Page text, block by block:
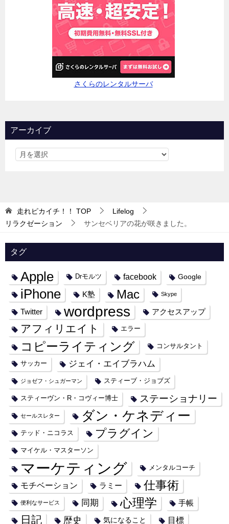
さくらのレンタルサーバ
アーカイブ
走れピカイチ！！ TOP
Lifelog
リラクゼーション
サンセベリアの花が咲きました。
タグ
Apple Drモルツ facebook Google
iPhone K塾 Mac Skype
Twitter wordpress アクセスアップ
アフィリエイト エラー
コピーライティング コンサルタント
サッカー ジェイ・エイブラハム
ジョゼフ・シュガーマン スティーブ・ジョブズ
スティーヴン・R・コヴィー博士 ステーショナリー
セールスレター ダン・ケネディー
テッド・ニコラス プラグイン
マイケル・マスターソン
マーケティング メンタルコーチ
モチベーション ラミー 仕事術
便利なサービス 同期 心理学 手帳
日記 歴史 気になること 目標